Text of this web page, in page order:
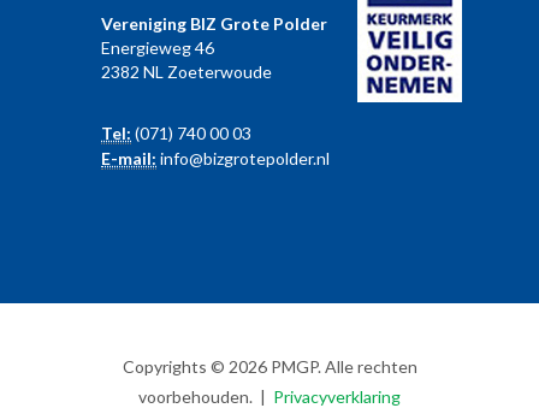
Vereniging BIZ Grote Polder
Energieweg 46
2382 NL Zoeterwoude
Tel: (071) 740 00 03
E-mail: info@bizgrotepolder.nl
Copyrights © 2026 PMGP. Alle rechten
voorbehouden. | Privacyverklaring